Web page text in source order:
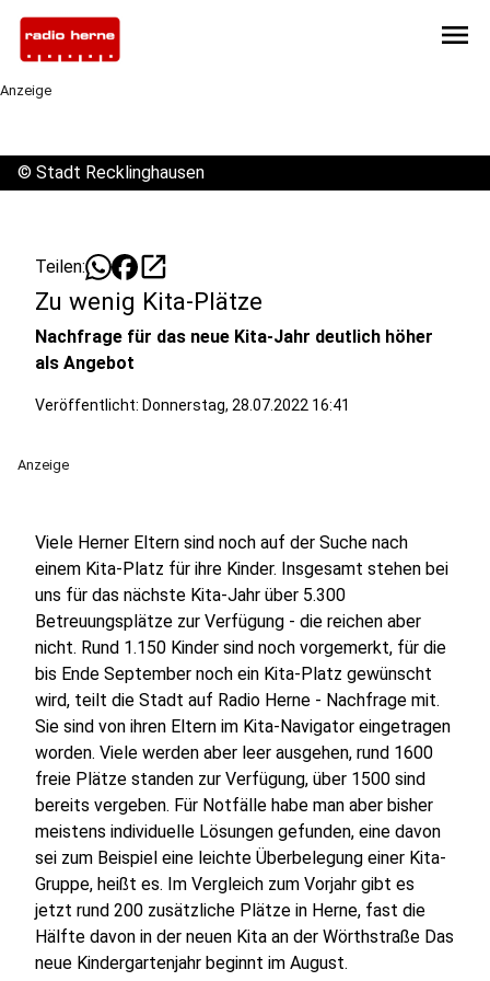
menu
Anzeige
© Stadt Recklinghausen
Teilen: open_in_new
Zu wenig Kita-Plätze
Nachfrage für das neue Kita-Jahr deutlich höher
als Angebot
Veröffentlicht: Donnerstag, 28.07.2022 16:41
Anzeige
Viele Herner Eltern sind noch auf der Suche nach
einem Kita-Platz für ihre Kinder. Insgesamt stehen bei
uns für das nächste Kita-Jahr über 5.300
Betreuungsplätze zur Verfügung - die reichen aber
nicht. Rund 1.150 Kinder sind noch vorgemerkt, für die
bis Ende September noch ein Kita-Platz gewünscht
wird, teilt die Stadt auf Radio Herne - Nachfrage mit.
Sie sind von ihren Eltern im Kita-Navigator eingetragen
worden. Viele werden aber leer ausgehen, rund 1600
freie Plätze standen zur Verfügung, über 1500 sind
bereits vergeben. Für Notfälle habe man aber bisher
meistens individuelle Lösungen gefunden, eine davon
sei zum Beispiel eine leichte Überbelegung einer Kita-
Gruppe, heißt es. Im Vergleich zum Vorjahr gibt es
jetzt rund 200 zusätzliche Plätze in Herne, fast die
Hälfte davon in der neuen Kita an der Wörthstraße Das
neue Kindergartenjahr beginnt im August.